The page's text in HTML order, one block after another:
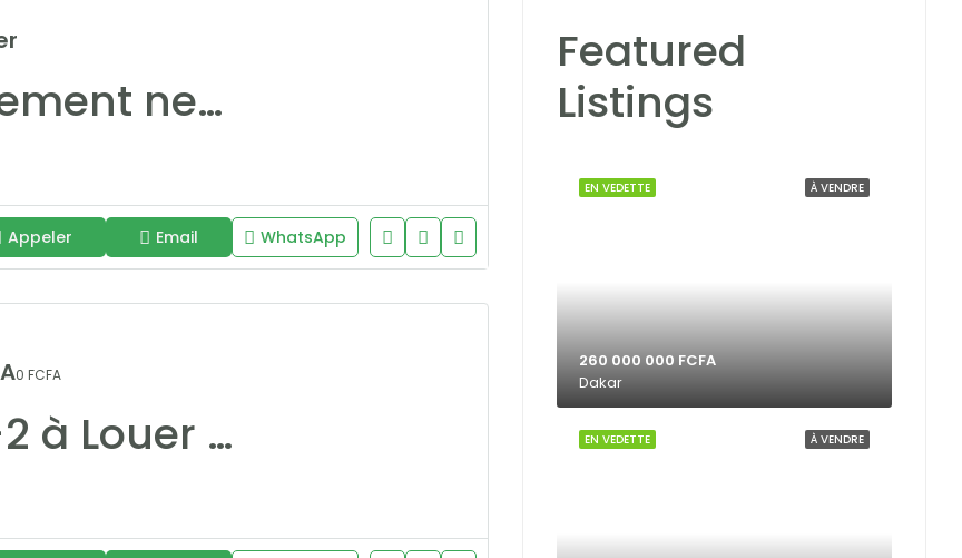
Appartement neuf de 242 m2 à vendre à Fann/Mermoz
Appeler Email WhatsApp
0 FCFA
Villa R+2 à Louer à Mamelles Aéroport – Confort & Sécurité
Featured
Listings
À VENDRE
EN VEDETTE
260 000 000 FCFA
Dakar
À VENDRE
EN VEDETTE